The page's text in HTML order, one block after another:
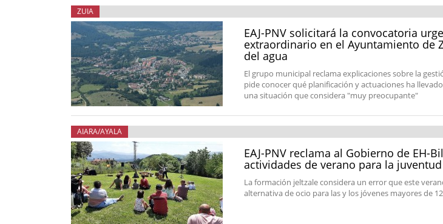
ZUIA
EAJ-PNV solicitará la convocatoria
extraordinario en el Ayuntamiento de
del agua
El grupo municipal reclama explicaciones sobre la
pide conocer qué planificación y actuaciones ha
una situación que considera "muy preocupante"
AIARA/AYALA
EAJ-PNV reclama al Gobierno de EH-
actividades de verano para la
La formación jeltzale considera un error que este
alternativa de ocio para las y los jóvenes mayores de